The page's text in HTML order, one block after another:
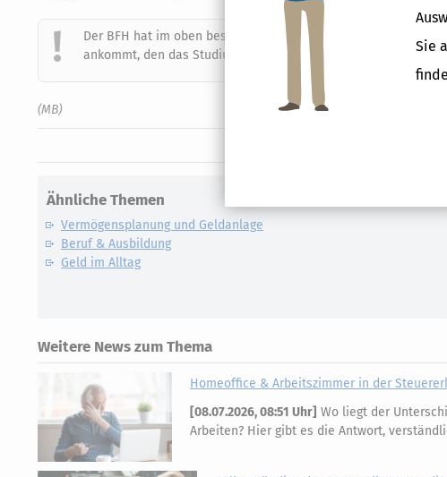
Sie
Der BFH hat im oben beschriebenen Urteil klargestellt, dass
ankommt, den das Studium in Anspruch nimmt. Ob nebenbei
(MB)
Ähnliche Themen
Vermögensplanung und Geldanlage
Beruf & Ausbildung
Geld im Alltag
Weitere News zum Thema
Homeoffice & Arbeitszimmer in der
[08.07.2026, 08:51 Uhr] Wo liegt der
Arbeiten? Hier gibt es die Antwort,